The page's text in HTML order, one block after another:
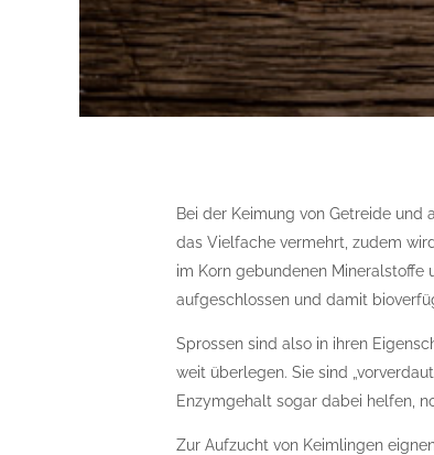
Bei der Keimung von Getreide und
das Vielfache vermehrt, zudem
im Korn gebundenen
aufgeschlossen und damit
Sprossen sind also in ihren
weit überlegen. Sie sind
Enzymgehalt sogar dabei helfen,
Zur Aufzucht von Keimlingen